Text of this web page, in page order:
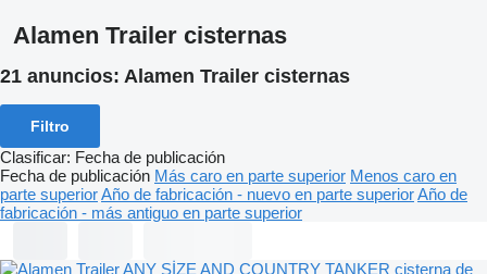
Alamen Trailer cisternas
21 anuncios: Alamen Trailer cisternas
Filtro
Clasificar: Fecha de publicación
Fecha de publicación Más caro en parte superior Menos caro en
parte superiorAño de fabricación - nuevo en parte superiorAño de
fabricación - más antiguo en parte superior